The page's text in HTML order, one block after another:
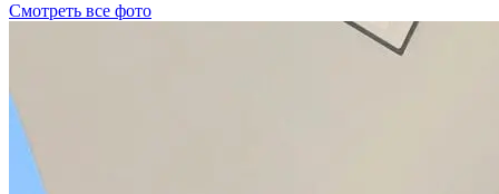
Смотреть все фото